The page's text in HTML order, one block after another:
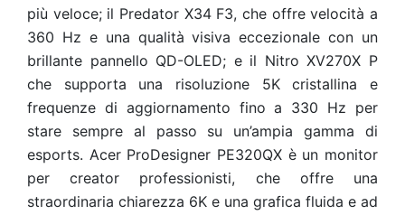
più veloce; il Predator X34 F3, che offre velocità a
360 Hz e una qualità visiva eccezionale con un
brillante pannello QD-OLED; e il Nitro XV270X P
che supporta una risoluzione 5K cristallina e
frequenze di aggiornamento fino a 330 Hz per
stare sempre al passo su un’ampia gamma di
esports. Acer ProDesigner PE320QX è un monitor
per creator professionisti, che offre una
straordinaria chiarezza 6K e una grafica fluida e ad